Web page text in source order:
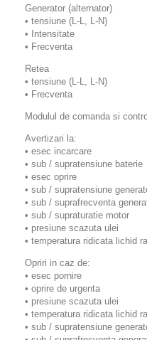
Generator (alternator)
• tensiune (L-L, L-N)
• Intensitate
• Frecventa
Retea
• tensiune (L-L, L-N)
• Frecventa
Modulul de comanda si
Avertizari la:
• esec incarcare
• sub / supratensiune baterie
• esec oprire
• sub / supratensiune
• sub / suprafrecventa
• sub / supraturatie motor
• presiune scazuta ulei
• temperatura ridicata lichid
Opriri in caz de:
• esec pornire
• oprire de urgenta
• presiune scazuta ulei
• temperatura ridicata lichid
• sub / supratensiune